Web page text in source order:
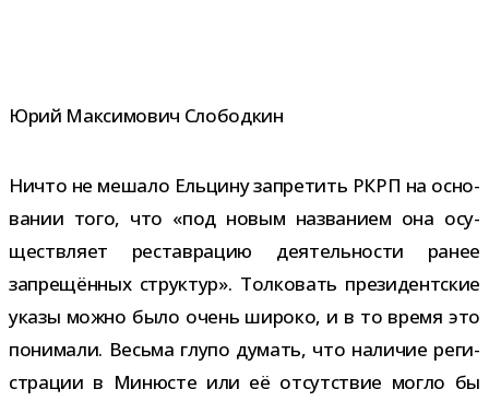
Юрий Максимович Слободкин
Ничто не мешало Ельцину запре­тить РКРП на осно­
ва­нии того, что «под новым назва­нием она осу­
ществ­ляет рестав­ра­цию дея­тель­но­сти ранее
запре­щён­ных струк­тур». Толковать пре­зи­дент­ские
указы можно было очень широко, и в то время это
пони­мали. Весьма глупо думать, что нали­чие реги­
стра­ции в Минюсте или её отсут­ствие могло бы